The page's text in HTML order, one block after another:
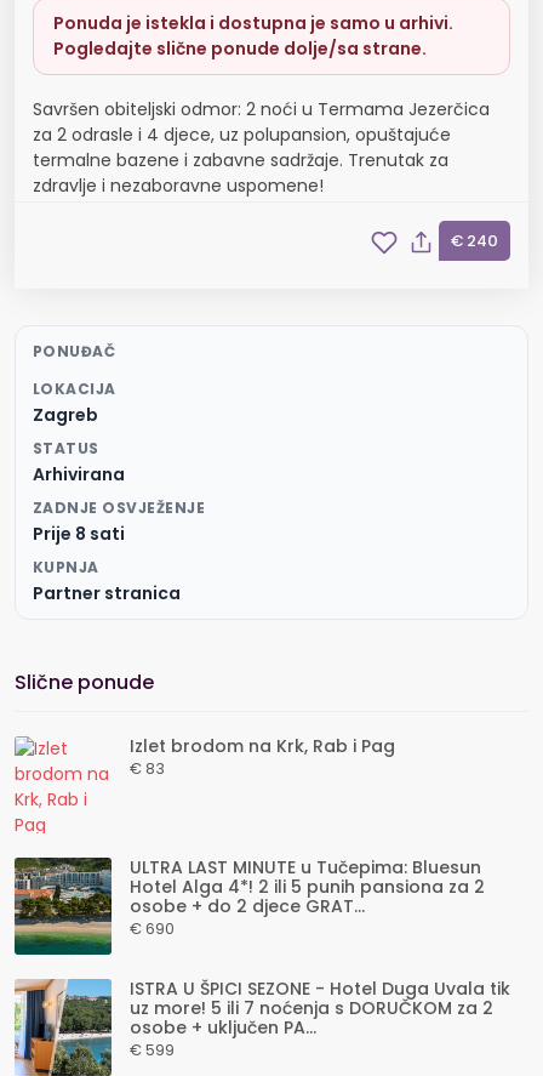
Ponuda je istekla i dostupna je samo u arhivi.
Pogledajte slične ponude dolje/sa strane.
Savršen obiteljski odmor: 2 noći u Termama Jezerčica
za 2 odrasle i 4 djece, uz polupansion, opuštajuće
termalne bazene i zabavne sadržaje. Trenutak za
zdravlje i nezaboravne uspomene!
€ 240
PONUĐAČ
LOKACIJA
Zagreb
STATUS
Arhivirana
ZADNJE OSVJEŽENJE
Prije 8 sati
KUPNJA
Partner stranica
Slične ponude
Izlet brodom na Krk, Rab i Pag
€ 83
ULTRA LAST MINUTE u Tučepima: Bluesun
Hotel Alga 4*! 2 ili 5 punih pansiona za 2
osobe + do 2 djece GRAT...
€ 690
ISTRA U ŠPICI SEZONE - Hotel Duga Uvala tik
uz more! 5 ili 7 noćenja s DORUČKOM za 2
osobe + uključen PA...
€ 599